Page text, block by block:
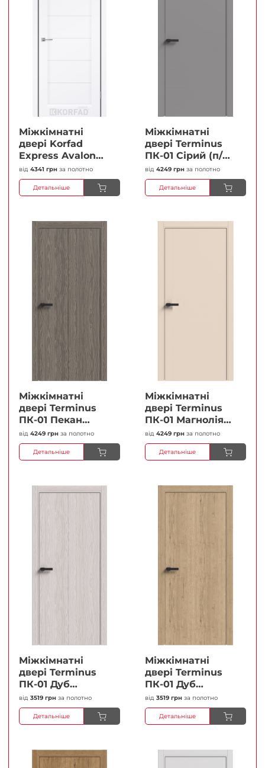
Міжкімнатні
двері Korfad
Express Avalon
Білий мат
Кристал
Антискретч
від 4341 грн за полотно
Детальніше
Міжкімнатні
двері Terminus
ПК-01 Сірий (п/п)
Глухі Плівка
від 4249 грн за полотно
Детальніше
Міжкімнатні
двері Terminus
ПК-01 Пекан
Глухі Плівка
від 4249 грн за полотно
Детальніше
Міжкімнатні
двері Terminus
ПК-01 Магнолія
Глухі Плівка
від 4249 грн за полотно
Детальніше
Міжкімнатні
двері Terminus
ПК-01 Дуб
перлиний Глухі
Плівка
від 3519 грн за полотно
Детальніше
Міжкімнатні
двері Terminus
ПК-01 Дуб
класичний Глухі
Плівка
від 3519 грн за полотно
Детальніше